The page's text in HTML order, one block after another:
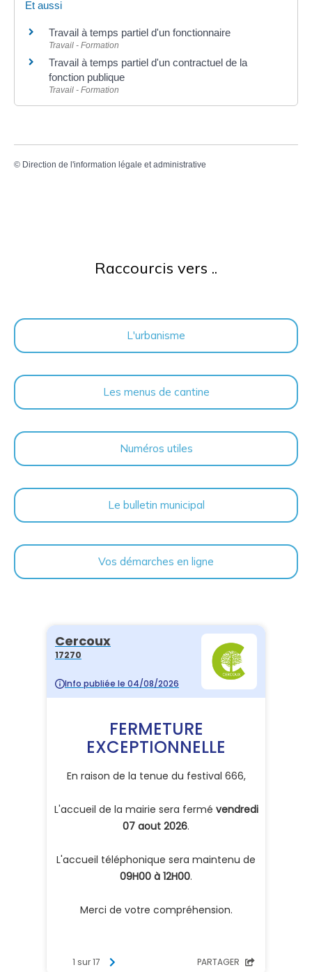
Et aussi
Travail à temps partiel d'un fonctionnaire
Travail - Formation
Travail à temps partiel d'un contractuel de la
fonction publique
Travail - Formation
© Direction de l'information légale et administrative
Raccourcis vers ..
L'urbanisme
Les menus de cantine
Numéros utiles
Le bulletin municipal
Vos démarches en ligne